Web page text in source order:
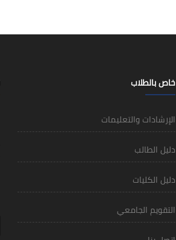
خاص بالطلاب
الإرشادات والتعليمات
دليل الطالب
دليل الكليات
التقويم الجامعي